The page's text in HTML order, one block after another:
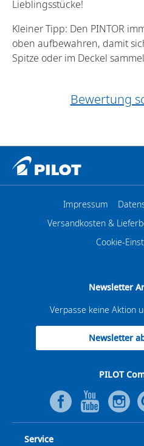
Lieblingsstücke!
Kleiner Tipp: Den PINTOR
oben aufbewahren, damit
Spitze oder im Deckel
Bewertung
Impressum
Versandkosten &
Cookie-
Newsletter
Verpasse keine Aktion
Newsletter
PILOT
Service